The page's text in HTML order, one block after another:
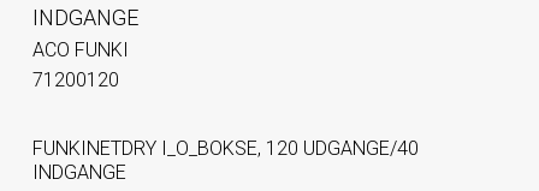
INDGANGE
ACO FUNKI
71200120
FUNKINETDRY I_O_BOKSE, 120 UDGANGE/40
INDGANGE